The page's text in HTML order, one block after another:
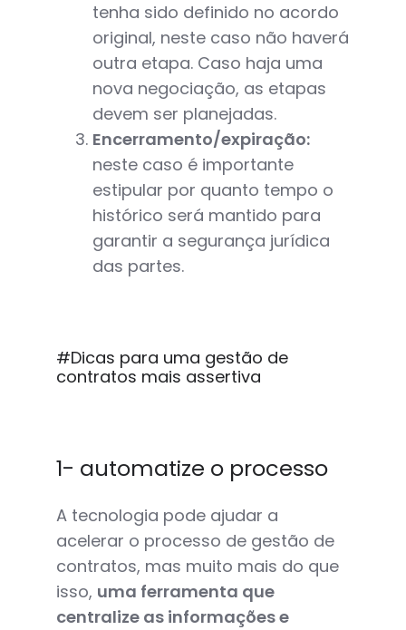
tenha sido definido no acordo
original, neste caso não haverá
outra etapa. Caso haja uma
nova negociação, as etapas
devem ser planejadas.
Encerramento/expiração:
neste caso é importante
estipular por quanto tempo o
histórico será mantido para
garantir a segurança jurídica
das partes.
#Dicas para uma gestão de
contratos mais assertiva
1- automatize o processo
A tecnologia pode ajudar a
acelerar o processo de gestão de
contratos, mas muito mais do que
isso, uma ferramenta que
centralize as informações e